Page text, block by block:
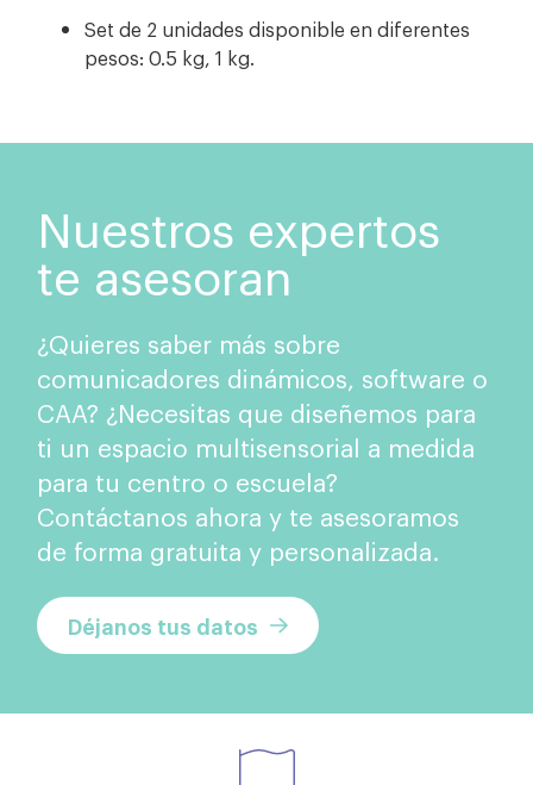
Set de 2 unidades disponible en diferentes
pesos: 0.5 kg, 1 kg.
Nuestros expertos
te asesoran
¿Quieres saber más sobre
comunicadores dinámicos, software o
CAA? ¿Necesitas que diseñemos para
ti un espacio multisensorial a medida
para tu centro o escuela?
Contáctanos ahora y te asesoramos
de forma gratuita y personalizada.
Déjanos tus datos